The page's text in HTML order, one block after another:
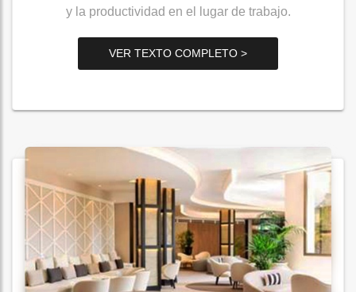
y la productividad en el lugar de trabajo.
VER TEXTO COMPLETO >